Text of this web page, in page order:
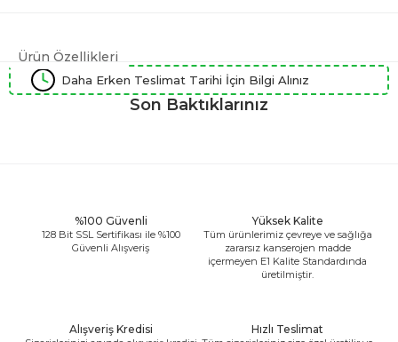
Ürün Özellikleri
Daha Erken Teslimat Tarihi İçin Bilgi Alınız
Son Baktıklarınız
%100 Güvenli
128 Bit SSL Sertifikası ile %100
Güvenli Alışveriş
Yüksek Kalite
Tüm ürünlerimiz çevreye ve sağlığa
zararsız kanserojen madde
içermeyen E1 Kalite Standardında
üretilmiştir.
Alışveriş Kredisi Hızlı Teslimat